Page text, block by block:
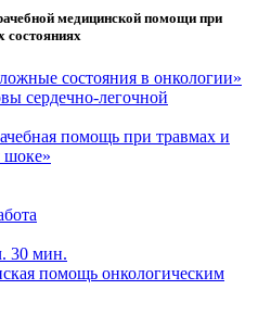
медицинской помощи при
состояниях
состояния в онкологии»
сердечно-легочной
помощь при травмах и
шоке»
30 мин.
помощь онкологическим